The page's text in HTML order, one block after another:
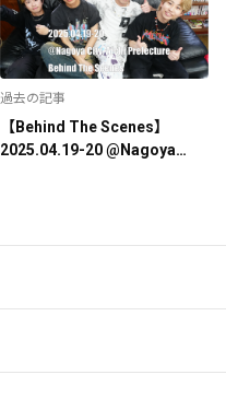
過去の記事
【Behind The Scenes】
2025.04.19-20 @Nagoya